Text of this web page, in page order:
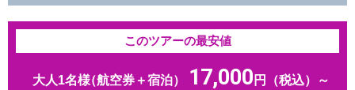
このツアーの最安値
大人1名様（航空券＋宿泊） 17,000 円（税込）～